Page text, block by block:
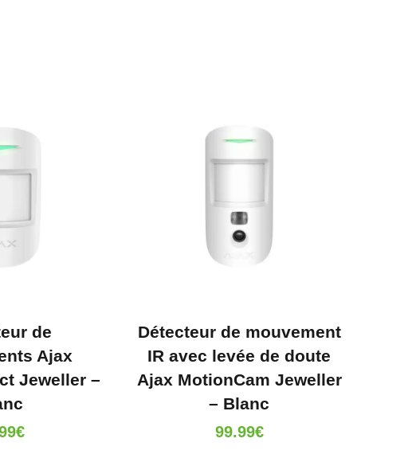
de
Ajax
Jeweller –
€
Détecteur de mouvement
IR avec levée de doute
Ajax MotionCam Jeweller
– Blanc
99.99€